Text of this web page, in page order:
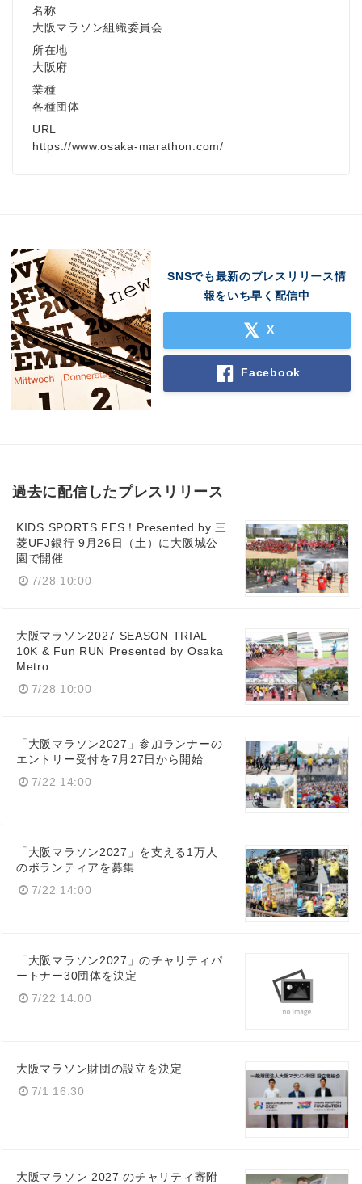
名称
大阪マラソン組織委員会
所在地
大阪府
業種
各種団体
URL
https://www.osaka-marathon.com/
SNSでも最新のプレスリリース情
報をいち早く配信中
X
Facebook
過去に配信したプレスリリース
KIDS SPORTS FES！Presented by 三
菱UFJ銀行 9月26日（土）に大阪城公
園で開催
7/28 10:00
大阪マラソン2027 SEASON TRIAL
10K & Fun RUN Presented by Osaka
Metro
7/28 10:00
「大阪マラソン2027」参加ランナーの
エントリー受付を7月27日から開始
7/22 14:00
「大阪マラソン2027」を支える1万人
のボランティアを募集
7/22 14:00
「大阪マラソン2027」のチャリティパ
ートナー30団体を決定
7/22 14:00
大阪マラソン財団の設立を決定
7/1 16:30
大阪マラソン 2027 のチャリティ寄附